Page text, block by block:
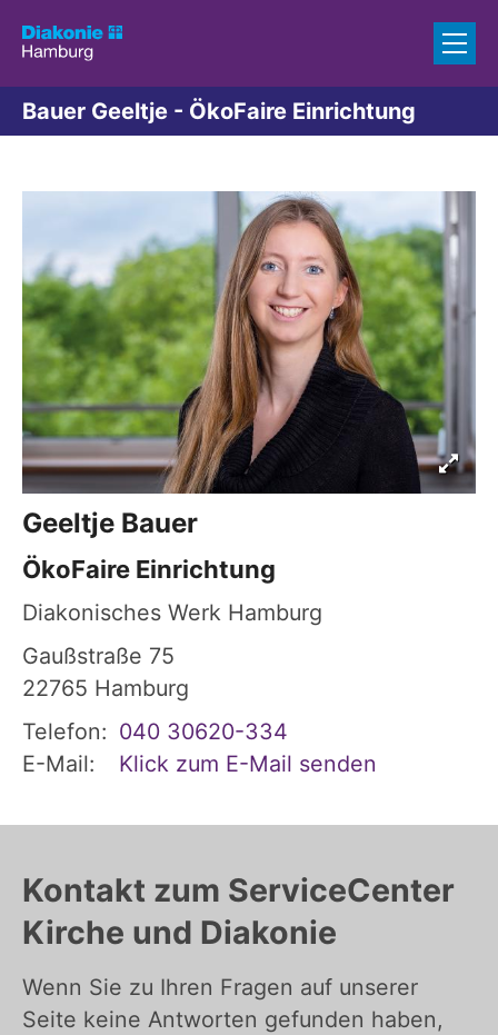
Bauer Geeltje - ÖkoFaire Einrichtung
Geeltje Bauer
ÖkoFaire Einrichtung
Diakonisches Werk Hamburg
Gaußstraße 75
22765 Hamburg
Telefon: 040 30620-334
E-Mail:
Klick zum E-Mail senden
Kontakt zum ServiceCenter
Kirche und Diakonie
Wenn Sie zu Ihren Fragen auf unserer
Seite keine Antworten gefunden haben,